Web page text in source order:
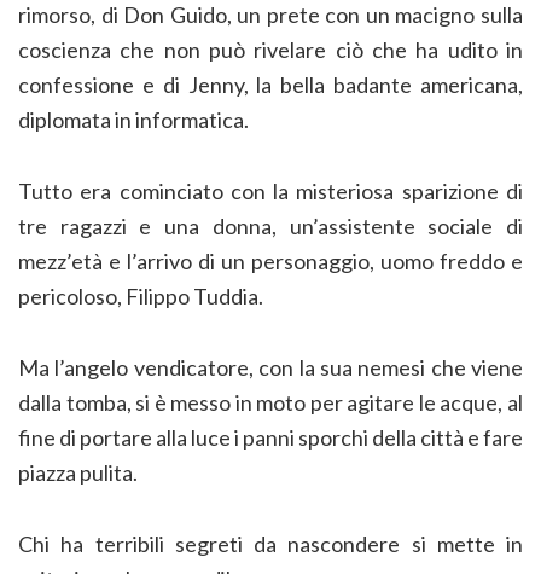
rimorso, di Don Guido, un prete con un macigno sulla
coscienza che non può rivelare ciò che ha udito in
confessione e di Jenny, la bella badante americana,
diplomata in informatica.
Tutto era cominciato con la misteriosa sparizione di
tre ragazzi e una donna, un’assistente sociale di
mezz’età e l’arrivo di un personaggio, uomo freddo e
pericoloso, Filippo Tuddia.
Ma l’angelo vendicatore, con la sua nemesi che viene
dalla tomba, si è messo in moto per agitare le acque, al
fine di portare alla luce i panni sporchi della città e fare
piazza pulita.
Chi ha terribili segreti da nascondere si mette in